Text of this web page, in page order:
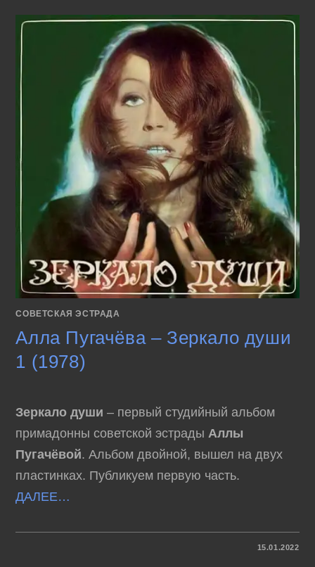
ДУШИ
(1978)
СОВЕТСКАЯ ЭСТРАДА
Алла Пугачёва – Зеркало души
1 (1978)
Зеркало души – первый студийный альбом
примадонны советской эстрады Аллы
Пугачёвой. Альбом двойной, вышел на двух
пластинках. Публикуем первую часть.
ДАЛЕЕ…
15.01.2022